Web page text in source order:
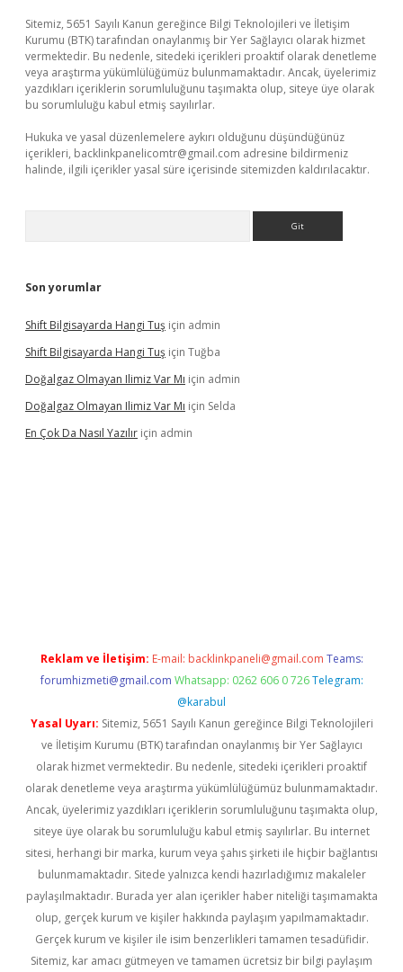
Sitemiz, 5651 Sayılı Kanun gereğince Bilgi Teknolojileri ve İletişim
Kurumu (BTK) tarafından onaylanmış bir Yer Sağlayıcı olarak hizmet
vermektedir. Bu nedenle, sitedeki içerikleri proaktif olarak denetleme
veya araştırma yükümlülüğümüz bulunmamaktadır. Ancak, üyelerimiz
yazdıkları içeriklerin sorumluluğunu taşımakta olup, siteye üye olarak
bu sorumluluğu kabul etmiş sayılırlar.
Hukuka ve yasal düzenlemelere aykırı olduğunu düşündüğünüz
içerikleri, backlinkpanelicomtr@gmail.com adresine bildirmeniz
halinde, ilgili içerikler yasal süre içerisinde sitemizden kaldırılacaktır.
Son yorumlar
Shift Bilgisayarda Hangi Tuş için admin
Shift Bilgisayarda Hangi Tuş için Tuğba
Doğalgaz Olmayan Ilimiz Var Mı için admin
Doğalgaz Olmayan Ilimiz Var Mı için Selda
En Çok Da Nasıl Yazılır için admin
Reklam ve İletişim: E-mail: backlinkpaneli@gmail.com Teams:
forumhizmeti@gmail.com Whatsapp: 0262 606 0 726 Telegram:
@karabul
Yasal Uyarı: Sitemiz, 5651 Sayılı Kanun gereğince Bilgi Teknolojileri
ve İletişim Kurumu (BTK) tarafından onaylanmış bir Yer Sağlayıcı
olarak hizmet vermektedir. Bu nedenle, sitedeki içerikleri proaktif
olarak denetleme veya araştırma yükümlülüğümüz bulunmamaktadır.
Ancak, üyelerimiz yazdıkları içeriklerin sorumluluğunu taşımakta olup,
siteye üye olarak bu sorumluluğu kabul etmiş sayılırlar. Bu internet
sitesi, herhangi bir marka, kurum veya şahıs şirketi ile hiçbir bağlantısı
bulunmamaktadır. Sitede yalnızca kendi hazırladığımız makaleler
paylaşılmaktadır. Burada yer alan içerikler haber niteliği taşımamakta
olup, gerçek kurum ve kişiler hakkında paylaşım yapılmamaktadır.
Gerçek kurum ve kişiler ile isim benzerlikleri tamamen tesadüfidir.
Sitemiz, kar amacı gütmeyen ve tamamen ücretsiz bir bilgi paylaşım